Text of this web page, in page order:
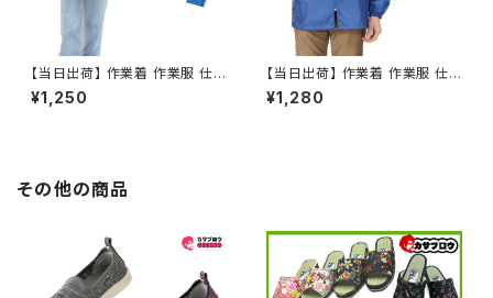
【当日出荷】 作業着 作業服 仕
事服 仕事着 カジメイク KAJIM
EIKU レインスーツ上下 1500
¥1,250
【当日出荷】 作業着 作業服 仕
事服 仕事着 カジメイク KAJIM
EIKU ヤッケ 2211 防風 前開き
¥1,280
その他の商品